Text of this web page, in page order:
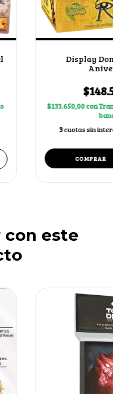
Display
$133.650,00con
3cuotas sin
con este